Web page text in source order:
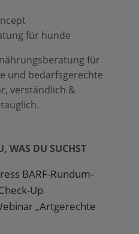
für
und bedarfsgerechte
verständlich &
WAS DU SUCHST
BARF-Rundum-
Up
„Artgerechte